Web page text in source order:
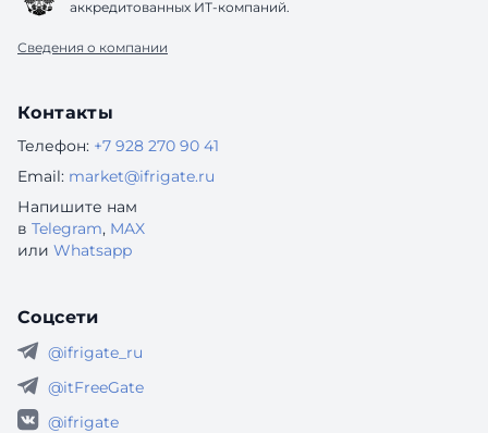
аккредитованных ИТ-компаний.
Сведения о компании
Контакты
Телефон: +7 928 270 90 41
Email: market@ifrigate.ru
Напишите нам
в Telegram, MAX
или Whatsapp
Соцсети
@ifrigate_ru
@itFreeGate
@ifrigate